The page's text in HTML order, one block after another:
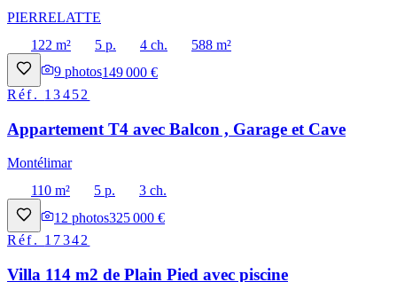
PIERRELATTE
122 m²
5 p. 4 ch.
588 m²
9 photos149 000 €
Réf. 13452
Appartement T4 avec Balcon , Garage et Cave
Montélimar
110 m²
5 p.
3 ch.
12 photos325 000 €
Réf. 17342
Villa 114 m2 de Plain Pied avec piscine